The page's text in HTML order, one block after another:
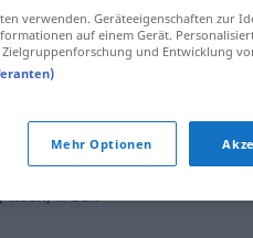
affig
,keck,frech
verwenden. Geräteeigenschaften zur
auf einem Gerät.
und Entwicklung
Mehr Optionen